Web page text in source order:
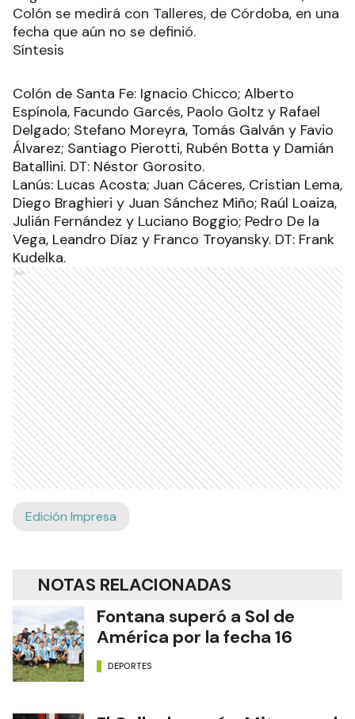
Colón se medirá con Talleres, de Córdoba, en una
fecha que aún no se definió.
Síntesis
Colón de Santa Fe: Ignacio Chicco; Alberto
Espínola, Facundo Garcés, Paolo Goltz y Rafael
Delgado; Stefano Moreyra, Tomás Galván y Favio
Álvarez; Santiago Pierotti, Rubén Botta y Damián
Batallini. DT: Néstor Gorosito.
Lanús: Lucas Acosta; Juan Cáceres, Cristian Lema,
Diego Braghieri y Juan Sánchez Miño; Raúl Loaiza,
Julián Fernández y Luciano Boggio; Pedro De la
Vega, Leandro Díaz y Franco Troyansky. DT: Frank
Kudelka.
Ads
Edición Impresa
NOTAS RELACIONADAS
Fontana superó a Sol de
América por la fecha 16
DEPORTES